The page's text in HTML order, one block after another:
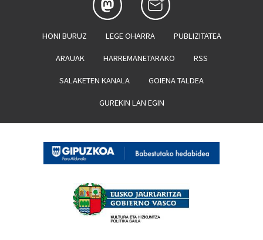
HONI BURUZ LEGE OHARRA PUBLIZITATEA
ARAUAK HARREMANETARAKO RSS
SALAKETEN KANALA GOIENA TALDEA
GUREKIN LAN EGIN